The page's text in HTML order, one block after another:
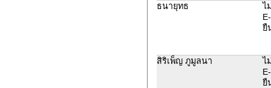
ธนายุทธ
ไ
ยื
สิริเพ็ญ ภูมูลนา
ไ
ยื